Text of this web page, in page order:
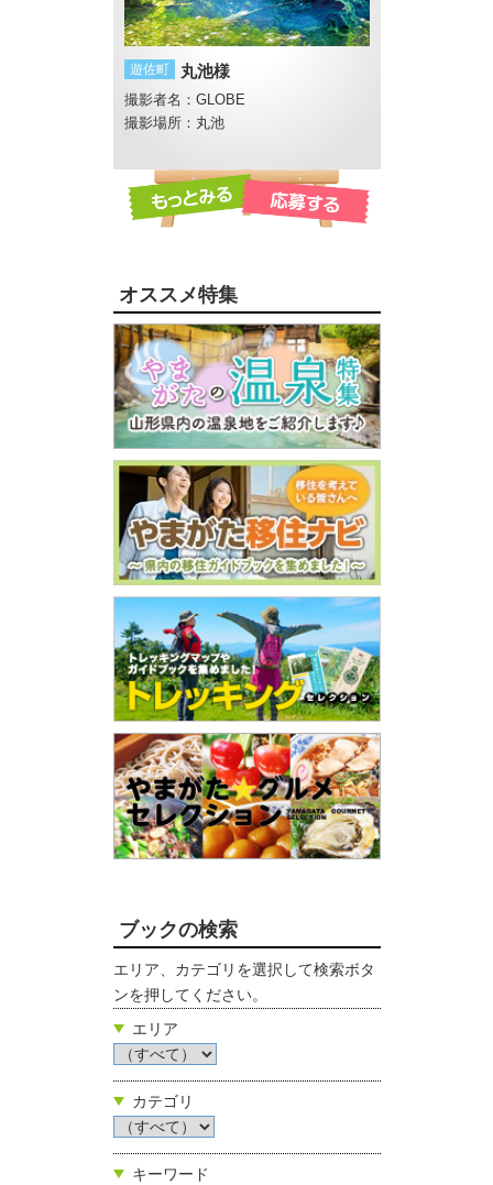
遊佐町 丸池様
撮影者名：GLOBE
撮影場所：丸池
オススメ特集
ブックの検索
エリア、カテゴリを選択して検索ボタ
ンを押してください。
エリア
カテゴリ
キーワード